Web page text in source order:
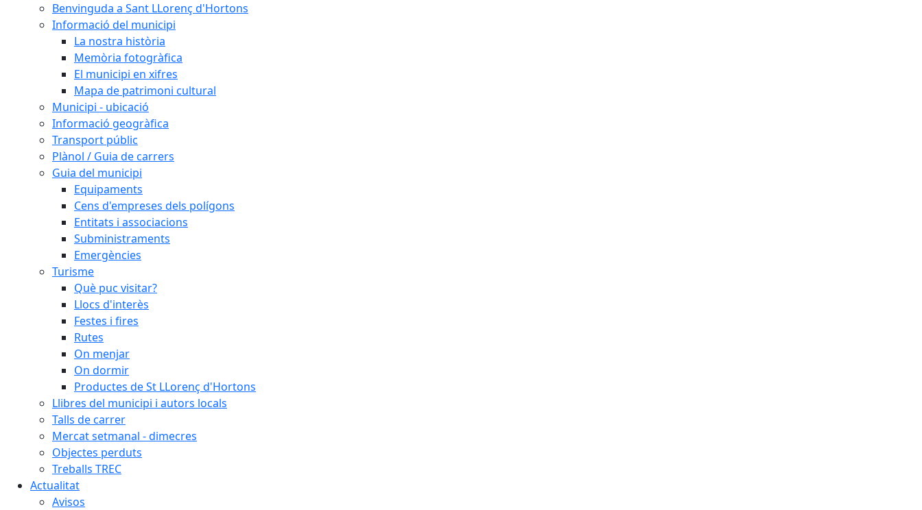
Benvinguda a Sant LLorenç d'Hortons
Informació del municipi
La nostra història
Memòria fotogràfica
El municipi en xifres
Mapa de patrimoni cultural
Municipi - ubicació
Informació geogràfica
Transport públic
Plànol / Guia de carrers
Guia del municipi
Equipaments
Cens d'empreses dels polígons
Entitats i associacions
Subministraments
Emergències
Turisme
Què puc visitar?
Llocs d'interès
Festes i fires
Rutes
On menjar
On dormir
Productes de St LLorenç d'Hortons
Llibres del municipi i autors locals
Talls de carrer
Mercat setmanal - dimecres
Objectes perduts
Treballs TREC
Actualitat
Avisos